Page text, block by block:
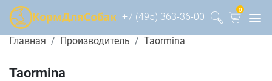
+7 (495) 363-36-00
0
Главная Производитель Taormina
Taormina